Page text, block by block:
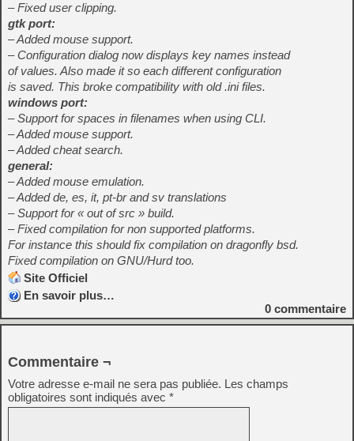
– Fixed user clipping.
gtk port:
– Added mouse support.
– Configuration dialog now displays key names instead
of values. Also made it so each different configuration
is saved. This broke compatibility with old .ini files.
windows port:
– Support for spaces in filenames when using CLI.
– Added mouse support.
– Added cheat search.
general:
– Added mouse emulation.
– Added de, es, it, pt-br and sv translations
– Support for « out of src » build.
– Fixed compilation for non supported platforms.
For instance this should fix compilation on dragonfly bsd.
Fixed compilation on GNU/Hurd too.
Site Officiel
En savoir plus…
0 commentaire
Commentaire ¬
Votre adresse e-mail ne sera pas publiée. Les champs
obligatoires sont indiqués avec *